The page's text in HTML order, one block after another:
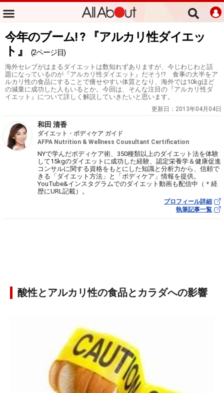
今年のブーム! ? 『アルカリ性ダイエッ
ト』
(2ページ目)
海外セレブがはまるダイエットは数知れずありますが、今じわじわと話
題になっているのが『アルカリ性ダイエット』だそう!? 食事の大半をア
ルカリ性の食品にすることで痩せやすい体質となり、海外では10kgほど
の減量に成功した人もいるとか。今回は、そんな注目の『アルカリ性ダ
イエット』について詳しく解説していきたいと思います。
更新日： 2013年04月04日
和田 清香
ダイエット・ボディケア ガイド
AFPA Nutrition & Wellness Cousultant Certification
NYで学んだボディケア術、350種類以上のダイエット法を体験
して15kgのダイエットに成功した経験、認定栄養学＆健康促進
コンサルに関する資格をもとにした知識と分析力から、信頼で
きる「ダイエット方法」と「ボディケア」情報を提供。
YouTube&インスタグラムでのダイエット動画も配信中（＊経
歴にURL記載）。
プロフィール詳細
執筆記事一覧
酸性とアルカリ性の食品とカラダへの影響